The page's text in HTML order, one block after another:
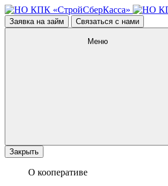
Заявка на займ Связаться с нами
Меню
Закрыть
О кооперативе